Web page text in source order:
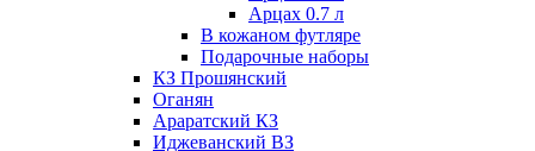
Арцах 0.7 л
В кожаном футляре
Подарочные наборы
КЗ Прошянский
Оганян
Араратский КЗ
Иджеванский ВЗ